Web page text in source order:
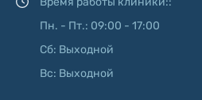
Пн. - Пт.: 09:00 - 17:00
Сб: Выходной
Вс: Выходной